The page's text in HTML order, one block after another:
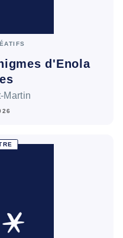
d'Enola
Martin